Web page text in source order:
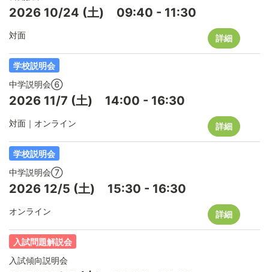
2026 10/24 (土) 09:40 - 11:30
対面 詳細
学校説明会
中学説明会⑥
2026 11/7 (土) 14:00 - 16:30
対面｜オンライン 詳細
学校説明会
中学説明会⑦
2026 12/5 (土) 15:30 - 16:30
オンライン 詳細
入試問題解説会
入試傾向説明会